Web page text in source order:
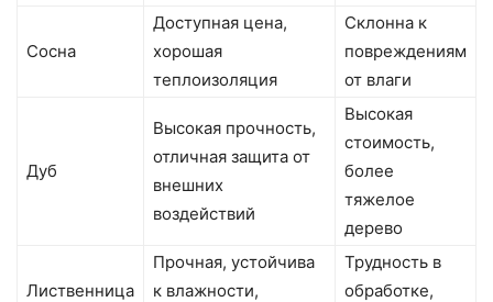
Сосна
Доступная цена,
хорошая
теплоизоляция
Склонна к
повреждениям
от влаги
Дуб
Высокая прочность,
отличная защита от
внешних
воздействий
Высокая
стоимость,
более
тяжелое
дерево
Лиственница
Прочная, устойчива
к влажности,
Трудность в
обработке,